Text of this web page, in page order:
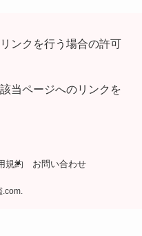
ンクを行う場合の許可
当ページへのリンクを
規約 お問い合わせ